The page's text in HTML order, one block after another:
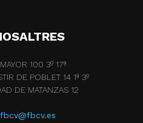
MAYOR 100 3º 17ª
DE POBLET 14 1ª 3º
DE MATANZAS 12
fbcv@fbcv.es